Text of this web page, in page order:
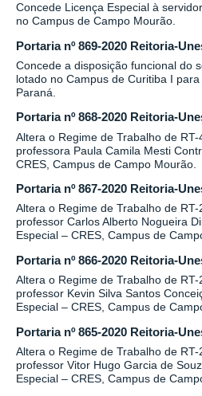
Concede Licença Especial à
no Campus de Campo Mourão.
Portaria nº 869-2020 Reitoria-
Concede a disposição funcional do
lotado no Campus de Curitiba I
Paraná.
Portaria nº 868-2020 Reitoria-
Altera o Regime de Trabalho de
professora Paula Camila Mesti
CRES, Campus de Campo Mourão.
Portaria nº 867-2020 Reitoria-
Altera o Regime de Trabalho de
professor Carlos Alberto Nogueira
Especial – CRES, Campus de
Portaria nº 866-2020 Reitoria-
Altera o Regime de Trabalho de
professor Kevin Silva Santos
Especial – CRES, Campus de
Portaria nº 865-2020 Reitoria-
Altera o Regime de Trabalho de
professor Vitor Hugo Garcia de
Especial – CRES, Campus de